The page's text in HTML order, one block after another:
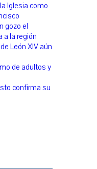
Iglesia como
gozo el
a la región
León XIV aún
de adultos y
confirma su